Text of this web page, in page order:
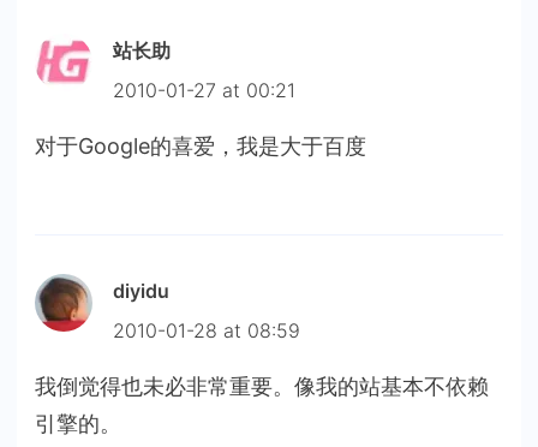
站长助
2010-01-27 at 00:21
对于Google的喜爱，我是大于百度
diyidu
2010-01-28 at 08:59
我倒觉得也未必非常重要。像我的站基本不依赖
引擎的。